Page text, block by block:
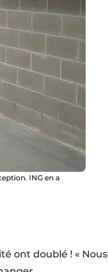
ING en a
ont doublé ! « Nous